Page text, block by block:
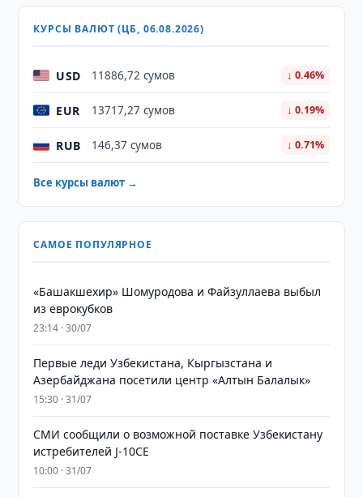
КУРСЫ ВАЛЮТ (ЦБ, 06.08.2026)
USD 11886,72 сумов ↓ 0.46%
EUR 13717,27 сумов ↓ 0.19%
RUB 146,37 сумов ↓ 0.71%
Все курсы валют →
САМОЕ ПОПУЛЯРНОЕ
«Башакшехир» Шомуродова и Файзуллаева выбыл
из еврокубков
23:14 · 30/07
Первые леди Узбекистана, Кыргызстана и
Азербайджана посетили центр «Алтын Балалык»
15:30 · 31/07
СМИ сообщили о возможной поставке Узбекистану
истребителей J-10CE
10:00 · 31/07